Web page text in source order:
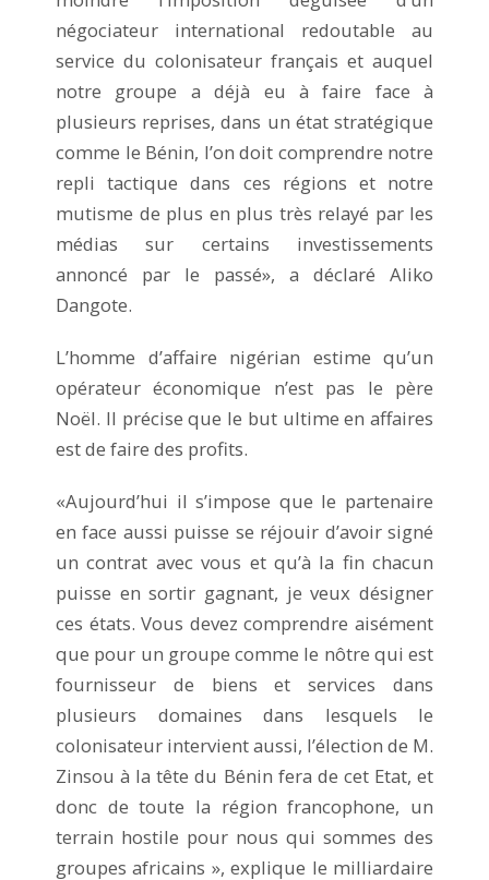
négociateur international redoutable au
service du colonisateur français et auquel
notre groupe a déjà eu à faire face à
plusieurs reprises, dans un état stratégique
comme le Bénin, l’on doit comprendre notre
repli tactique dans ces régions et notre
mutisme de plus en plus très relayé par les
médias sur certains investissements
annoncé par le passé», a déclaré Aliko
Dangote.
L’homme d’affaire nigérian estime qu’un
opérateur économique n’est pas le père
Noël. Il précise que le but ultime en affaires
est de faire des profits.
«Aujourd’hui il s’impose que le partenaire
en face aussi puisse se réjouir d’avoir signé
un contrat avec vous et qu’à la fin chacun
puisse en sortir gagnant, je veux désigner
ces états. Vous devez comprendre aisément
que pour un groupe comme le nôtre qui est
fournisseur de biens et services dans
plusieurs domaines dans lesquels le
colonisateur intervient aussi, l’élection de M.
Zinsou à la tête du Bénin fera de cet Etat, et
donc de toute la région francophone, un
terrain hostile pour nous qui sommes des
groupes africains », explique le milliardaire